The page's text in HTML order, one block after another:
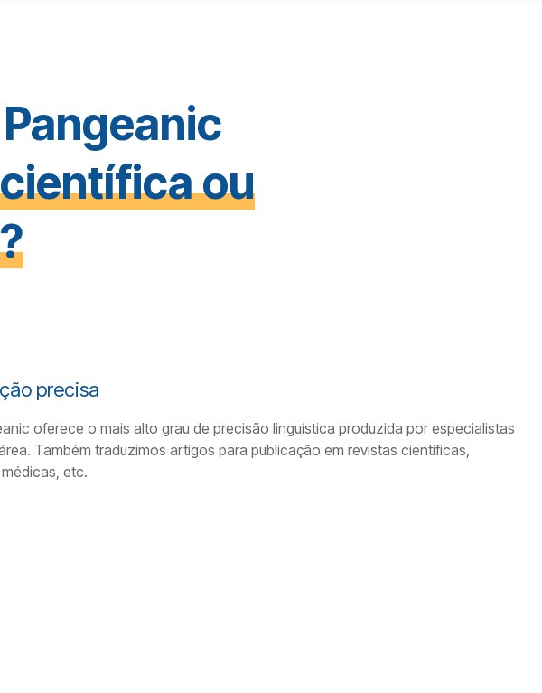
ou
precisa
oferece o mais alto grau de precisão linguística produzida por especialistas
Também traduzimos artigos para publicação em revistas científicas,
etc.